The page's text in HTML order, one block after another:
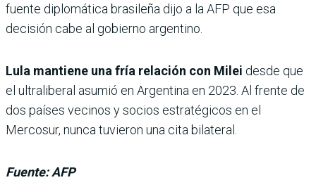
fuente diplomática brasileña dijo a la AFP que esa
decisión cabe al gobierno argentino.
Lula mantiene una fría relación con Milei desde que
el ultraliberal asumió en Argentina en 2023. Al frente de
dos países vecinos y socios estratégicos en el
Mercosur, nunca tuvieron una cita bilateral.
Fuente: AFP